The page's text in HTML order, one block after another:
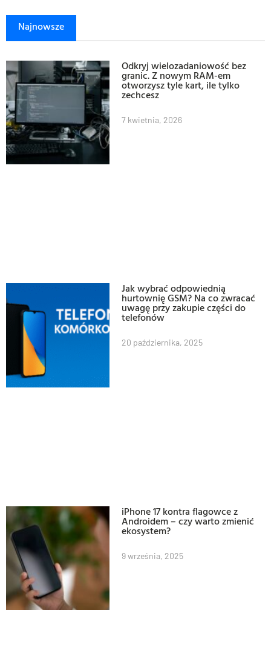
Najnowsze
Odkryj wielozadaniowość bez
granic. Z nowym RAM-em
otworzysz tyle kart, ile tylko
zechcesz
7 kwietnia, 2026
Jak wybrać odpowiednią
hurtownię GSM? Na co zwracać
uwagę przy zakupie części do
telefonów
20 października, 2025
iPhone 17 kontra flagowce z
Androidem – czy warto zmienić
ekosystem?
9 września, 2025